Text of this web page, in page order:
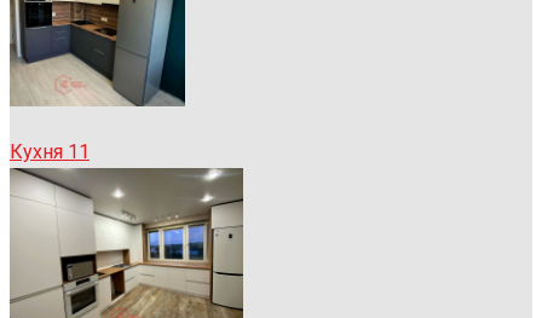
Кухня 11